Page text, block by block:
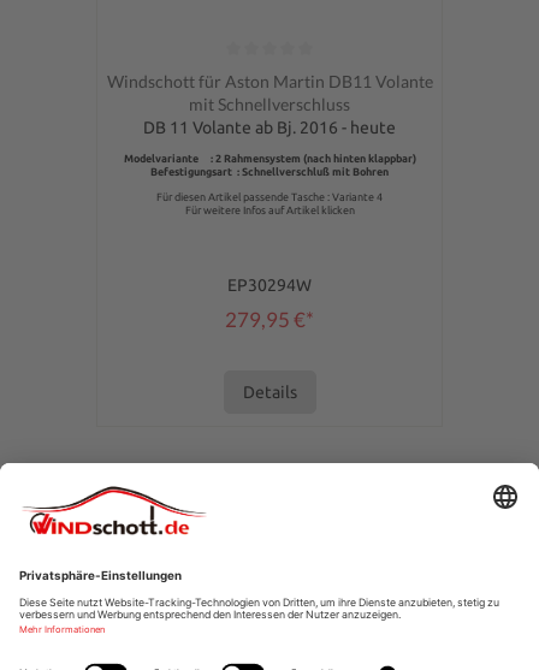
Durchschnittliche Bewertung von 0 von 5 Sternen
Windschott für Aston Martin DB11 Volante
mit Schnellverschluss
DB 11 Volante ab Bj. 2016 - heute
Modelvariante : 2 Rahmensystem (nach hinten klappbar)
Befestigungsart : Schnellverschluß mit Bohren
Für diesen Artikel passende Tasche : Variante 4
Für weitere Infos auf Artikel klicken
EP30294W
279,95 €*
Details
SERVICE-HOTLINE